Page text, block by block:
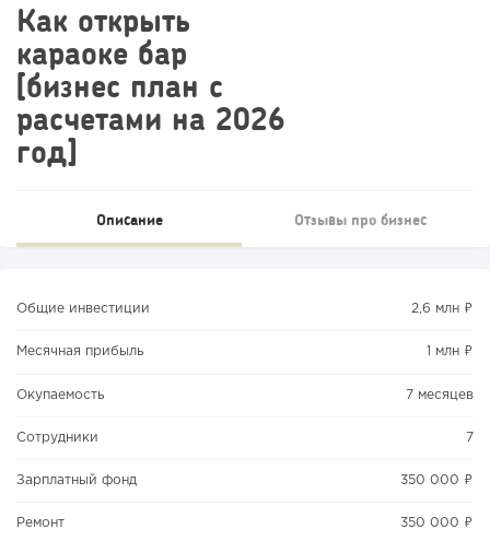
Как открыть
караоке бар
[бизнес план с
расчетами на 2026
год]
Описание Отзывы про бизнес
Общие инвестиции 2,6 млн ₽
Месячная прибыль 1 млн ₽
Окупаемость 7 месяцев
Сотрудники 7
Зарплатный фонд 350 000 ₽
Ремонт 350 000 ₽